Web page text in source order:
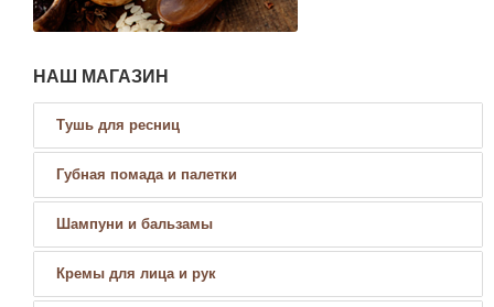
НАШ МАГАЗИН
Тушь для ресниц
Губная помада и палетки
Шампуни и бальзамы
Кремы для лица и рук